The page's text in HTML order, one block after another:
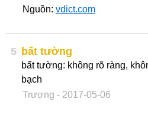
Nguồn: vdict.com
5 bất tường
bất tường: không rõ ràng,
bạch
Trượng - 2017-05-06